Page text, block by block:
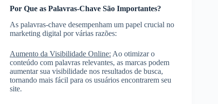
Por Que as Palavras-Chave São Importantes?
As palavras-chave desempenham um papel crucial no
marketing digital por várias razões:
Aumento da Visibilidade Online: Ao otimizar o
conteúdo com palavras relevantes, as marcas podem
aumentar sua visibilidade nos resultados de busca,
tornando mais fácil para os usuários encontrarem seu
site.